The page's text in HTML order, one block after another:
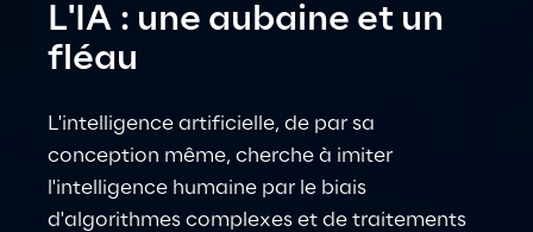
L'IA : une aubaine et un
fléau
L'intelligence artificielle, de par sa
conception même, cherche à imiter
l'intelligence humaine par le biais
d'algorithmes complexes et de traitements